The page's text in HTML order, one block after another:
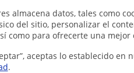
almacena datos, tales como
del sitio, personalizar el
como para ofrecerte una mejor
aceptas lo establecido en
.
en Sevilla